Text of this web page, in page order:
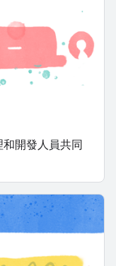
開發人員共同